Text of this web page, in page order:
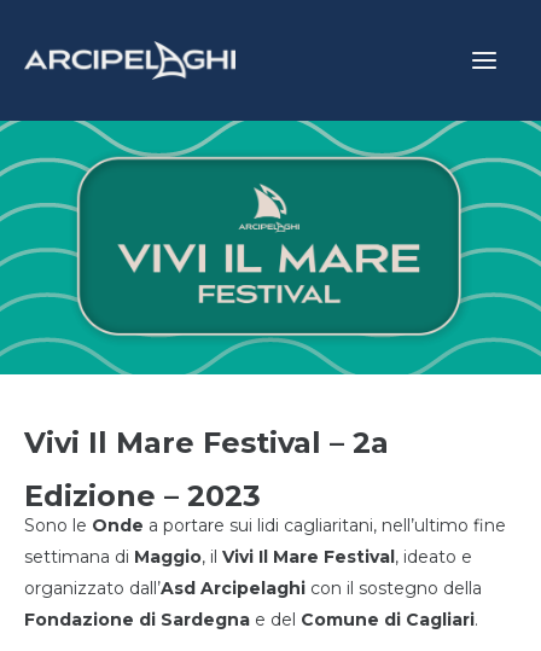
contenuto
Menu
Vivi Il Mare Festival – 2a
Edizione – 2023
Sono le Onde a portare sui lidi cagliaritani, nell’ultimo fine
settimana di Maggio, il Vivi Il Mare Festival , ideato e
organizzato dall’Asd Arcipelaghi con il sostegno della
Fondazione di Sardegna e del Comune di Cagliari.